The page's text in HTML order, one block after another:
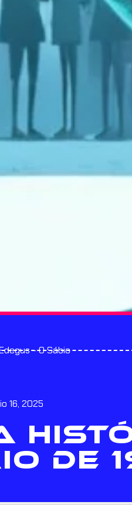
- O Sábio
16, 2025
DE